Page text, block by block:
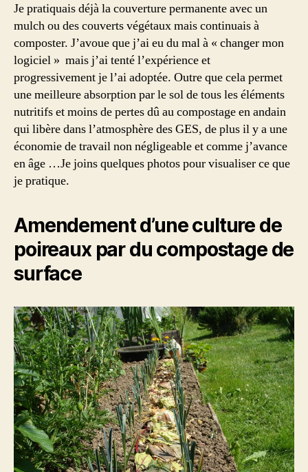
Je pratiquais déjà la couverture permanente avec un
mulch ou des couverts végétaux mais continuais à
composter. J’avoue que j’ai eu du mal à « changer mon
logiciel » mais j’ai tenté l’expérience et
progressivement je l’ai adoptée. Outre que cela permet
une meilleure absorption par le sol de tous les éléments
nutritifs et moins de pertes dû au compostage en andain
qui libère dans l’atmosphère des GES, de plus il y a une
économie de travail non négligeable et comme j’avance
en âge …Je joins quelques photos pour visualiser ce que
je pratique.
Amendement d’une culture de
poireaux par du compostage de
surface